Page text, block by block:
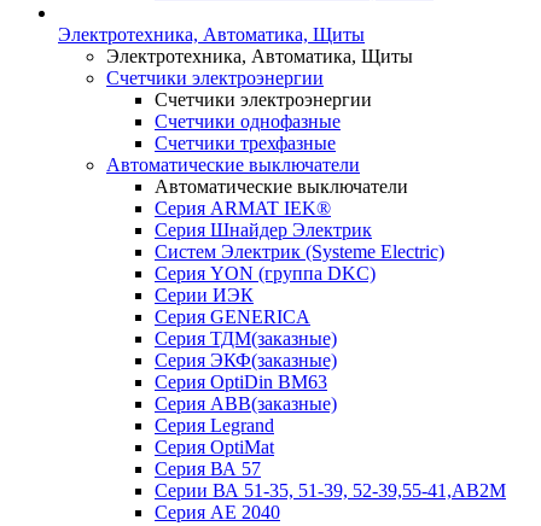
Электротехника, Автоматика, Щиты
Электротехника, Автоматика, Щиты
Счетчики электроэнергии
Счетчики электроэнергии
Счетчики однофазные
Счетчики трехфазные
Автоматические выключатели
Автоматические выключатели
Серия ARMAT IEK®
Серия Шнайдер Электрик
Систем Электрик (Systeme Electric)
Серия YON (группа DKC)
Серии ИЭК
Серия GENERICA
Серия ТДМ(заказные)
Серия ЭКФ(заказные)
Серия OptiDin BM63
Серия АВВ(заказные)
Серия Legrand
Серия OptiMat
Серия ВА 57
Серии ВА 51-35, 51-39, 52-39,55-41,АВ2М
Серия АЕ 2040